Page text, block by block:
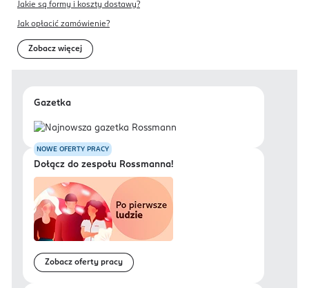
Jakie są formy i koszty dostawy?
Jak opłacić zamówienie?
Zobacz więcej
Gazetka
NOWE OFERTY PRACY
Dołącz do zespołu Rossmanna!
Zobacz oferty pracy